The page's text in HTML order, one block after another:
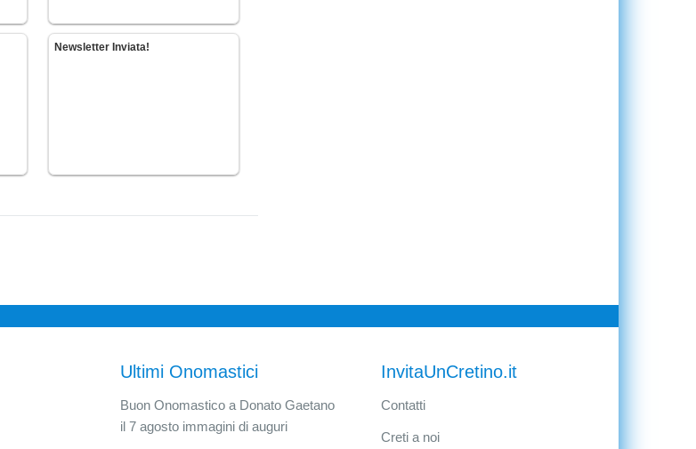
Newsletter Inviata!
Ultimi Onomastici
Buon Onomastico a Donato Gaetano
il 7 agosto immagini di auguri
InvitaUnCretino.it
Contatti
Creti a noi